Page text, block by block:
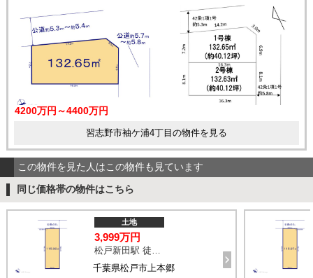
4200万円～4400万円
習志野市袖ケ浦4丁目の物件を見る
この物件を見た人はこの物件も見ています
同じ価格帯の物件はこちら
千葉県松戸市上本郷
土地
3,999万円